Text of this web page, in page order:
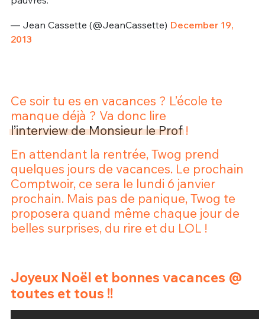
— Jean Cassette (@JeanCassette) December 19,
2013
Ce soir tu es en vacances ? L’école te
manque déjà ? Va donc lire
l’interview de Monsieur le Prof!
En attendant la rentrée, Twog prend
quelques jours de vacances. Le prochain
Comptwoir, ce sera le lundi 6 janvier
prochain. Mais pas de panique, Twog te
proposera quand même chaque jour de
belles surprises, du rire et du LOL !
Joyeux Noël et bonnes vacances @
toutes et tous !!